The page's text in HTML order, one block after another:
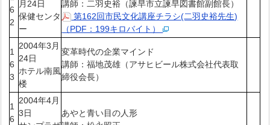
6
2
月24日
保健センタ
ー
講師：二羽史裕（諫早市立諫早図書館副館長）
第162回市民文化講座チラシ(二羽史裕先生)
（PDF：199キロバイト）
1
6
3
2004年3月
24日
ホテル南風
楼
変革時代の企業マインド
講師：福地茂雄（アサヒビール株式会社代表取
締役会長）
1
6
2004年4月
3日
あやと青い目の人形